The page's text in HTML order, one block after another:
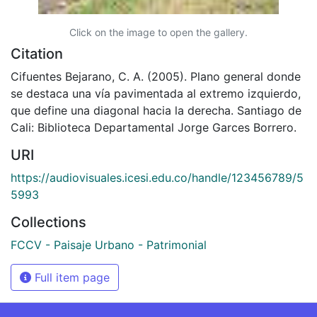
Click on the image to open the gallery.
Citation
Cifuentes Bejarano, C. A. (2005). Plano general donde
se destaca una vía pavimentada al extremo izquierdo,
que define una diagonal hacia la derecha. Santiago de
Cali: Biblioteca Departamental Jorge Garces Borrero.
URI
https://audiovisuales.icesi.edu.co/handle/123456789/5
5993
Collections
FCCV - Paisaje Urbano - Patrimonial
Full item page